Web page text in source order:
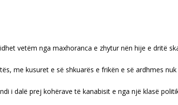
vetëm nga maxhoranca e zhytur nën hije e dritë
me kusuret e së shkuarës e frikën e së ardhmes nuk
i dalë prej kohërave të kanabisit e nga një klasë